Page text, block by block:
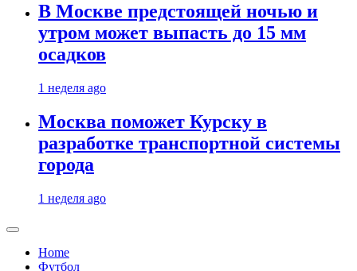
В Москве предстоящей ночью и
утром может выпасть до 15 мм
осадков
1 неделя ago
Москва поможет Курску в
разработке транспортной системы
города
1 неделя ago
Home
Футбол